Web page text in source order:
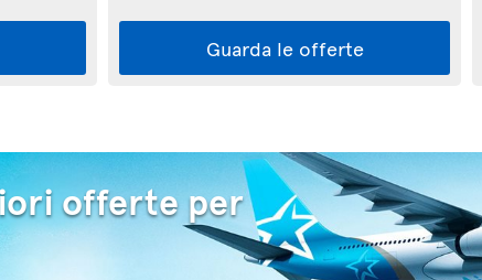
Guarda le offerte
offerte per